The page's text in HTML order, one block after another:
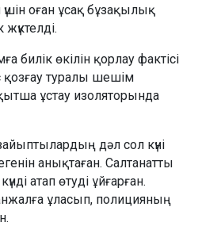
оған ұсақ бұзақылық
билік өкілін қорлау фактісі
туралы шешім
ұстау изоляторында
дәл сол күні
анықтаған. Салтанатты
атап өтуді ұйғарған.
ұласып, полицияның